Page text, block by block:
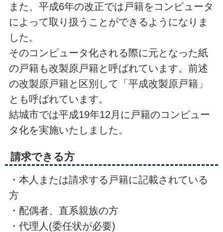
また、平成6年の改正では戸籍をコンピュータ
によって取り扱うことができるようになりま
した。
そのコンピュータ化される際に元となった紙
の戸籍も改製原戸籍と呼ばれています。前述
の改製原戸籍と区別して「平成改製原戸籍」
とも呼ばれています。
結城市では平成19年12月に戸籍のコンピュー
タ化を実施いたしました。
請求できる方
・本人または請求する戸籍に記載されている
方
・配偶者、直系親族の方
・代理人(委任状が必要)